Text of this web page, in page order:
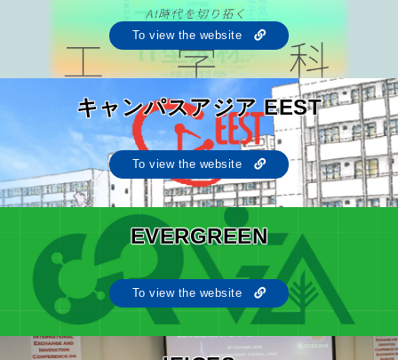
To view the website
キャンパスアジア EEST
To view the website
EVERGREEN
To view the website